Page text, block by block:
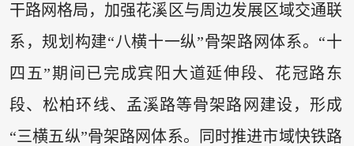
干路网格局，加强花溪区与周边发展区域交通联
系，规划构建“八横十一纵”骨架路网体系。“十
四五”期间已完成宾阳大道延伸段、花冠路东
段、松柏环线、孟溪路等骨架路网建设，形成
“三横五纵”骨架路网体系。同时推进市域快铁路